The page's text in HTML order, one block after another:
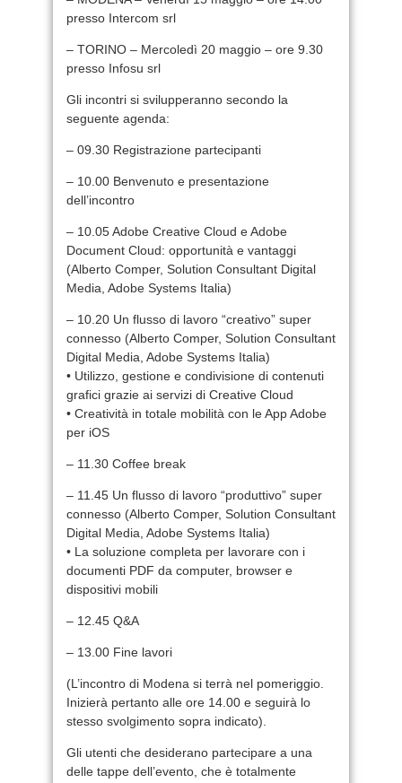
presso Intercom srl
– TORINO – Mercoledì 20 maggio – ore 9.30
presso Infosu srl
Gli incontri si svilupperanno secondo la
seguente agenda:
– 09.30 Registrazione partecipanti
– 10.00 Benvenuto e presentazione
dell’incontro
– 10.05 Adobe Creative Cloud e Adobe
Document Cloud: opportunità e vantaggi
(Alberto Comper, Solution Consultant Digital
Media, Adobe Systems Italia)
– 10.20 Un flusso di lavoro “creativo” super
connesso (Alberto Comper, Solution Consultant
Digital Media, Adobe Systems Italia)
• Utilizzo, gestione e condivisione di contenuti
grafici grazie ai servizi di Creative Cloud
• Creatività in totale mobilità con le App Adobe
per iOS
– 11.30 Coffee break
– 11.45 Un flusso di lavoro “produttivo” super
connesso (Alberto Comper, Solution Consultant
Digital Media, Adobe Systems Italia)
• La soluzione completa per lavorare con i
documenti PDF da computer, browser e
dispositivi mobili
– 12.45 Q&A
– 13.00 Fine lavori
(L’incontro di Modena si terrà nel pomeriggio.
Inizierà pertanto alle ore 14.00 e seguirà lo
stesso svolgimento sopra indicato).
Gli utenti che desiderano partecipare a una
delle tappe dell’evento, che è totalmente